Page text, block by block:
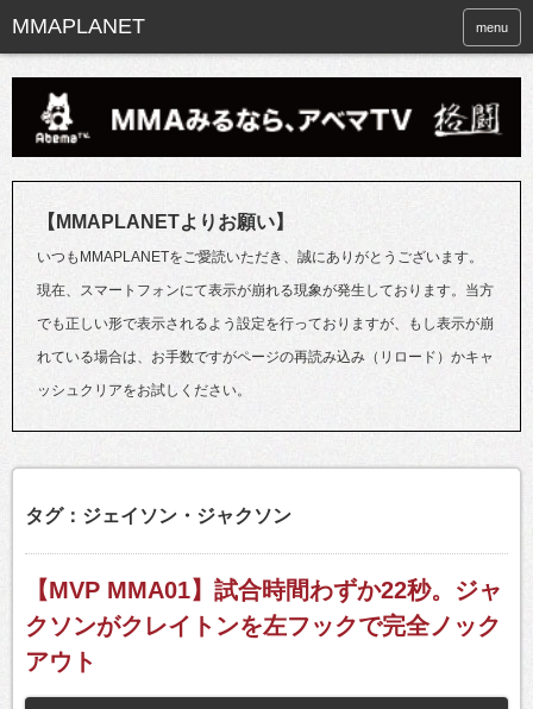
menu
【MMAPLANETよりお願い】
いつもMMAPLANETをご愛読いただき、誠にありがとうございます。
現在、スマートフォンにて表示が崩れる現象が発生しております。当方
でも正しい形で表示されるよう設定を行っておりますが、もし表示が崩
れている場合は、お手数ですがページの再読み込み（リロード）かキャ
ッシュクリアをお試しください。
タグ：ジェイソン・ジャクソン
【MVP MMA01】試合時間わずか22秒。ジャ
クソンがクレイトンを左フックで完全ノック
アウト